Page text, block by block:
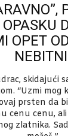
OPET
skidajući
“Uzmi mog
prsten da
cenu cenu,
zlatnika.